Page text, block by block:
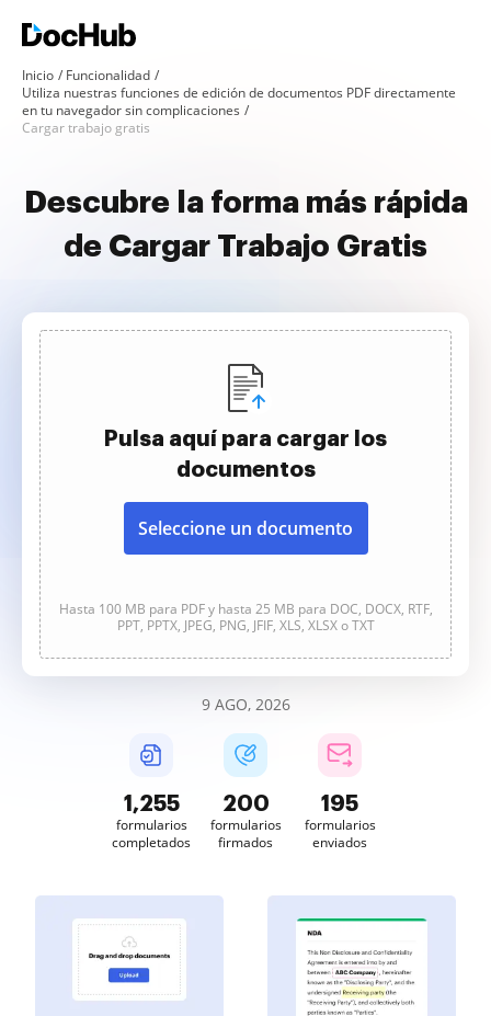
Inicio
Funcionalidad
Utiliza nuestras funciones de edición de documentos PDF directamente
en tu navegador sin complicaciones
Cargar trabajo gratis
Descubre la forma más rápida
de Cargar Trabajo Gratis
Pulsa aquí para cargar los
documentos
Seleccione un documento
Hasta 100 MB para PDF y hasta 25 MB para DOC, DOCX, RTF,
PPT, PPTX, JPEG, PNG, JFIF, XLS, XLSX o TXT
9 AGO, 2026
1,255
formularios
completados
200
formularios
firmados
195
formularios
enviados